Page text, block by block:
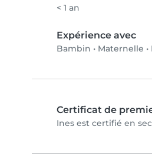
< 1 an
Expérience avec
Bambin • Maternelle •
Certificat de
Ines est certifié en